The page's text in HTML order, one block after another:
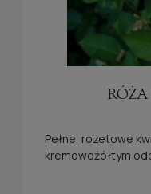
Pełne, rozetowe
kremowożółtym